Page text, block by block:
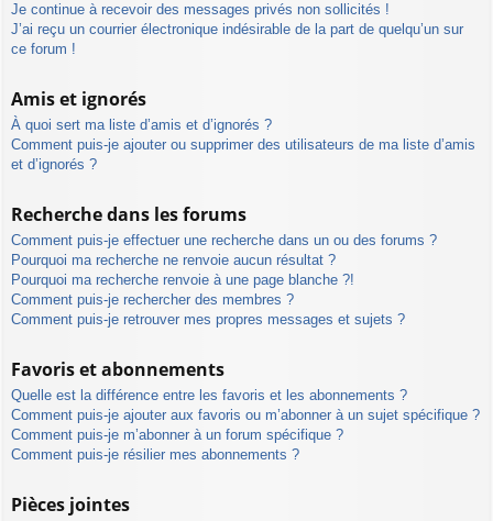
Je continue à recevoir des messages privés non sollicités !
J’ai reçu un courrier électronique indésirable de la part de quelqu’un sur
ce forum !
Amis et ignorés
À quoi sert ma liste d’amis et d’ignorés ?
Comment puis-je ajouter ou supprimer des utilisateurs de ma liste d’amis
et d’ignorés ?
Recherche dans les forums
Comment puis-je effectuer une recherche dans un ou des forums ?
Pourquoi ma recherche ne renvoie aucun résultat ?
Pourquoi ma recherche renvoie à une page blanche ?!
Comment puis-je rechercher des membres ?
Comment puis-je retrouver mes propres messages et sujets ?
Favoris et abonnements
Quelle est la différence entre les favoris et les abonnements ?
Comment puis-je ajouter aux favoris ou m’abonner à un sujet spécifique ?
Comment puis-je m’abonner à un forum spécifique ?
Comment puis-je résilier mes abonnements ?
Pièces jointes